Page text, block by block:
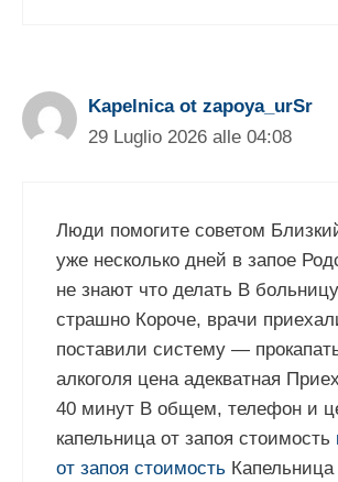
Kapelnica ot zapoya_urSr
29 Luglio 2026 alle 04:08
Люди помогите советом
уже несколько дней в запое
не знают что делать В
страшно Короче, врачи
поставили систему —
алкоголя цена адекватная
40 минут В общем, телефон и
капельница от запоя стоимость
от запоя стоимость